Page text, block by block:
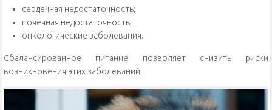
сердечная недостаточность;
почечная недостаточность;
онкологические заболевания.
Сбалансированное питание позволяет снизить риски
возникновения этих заболеваний.